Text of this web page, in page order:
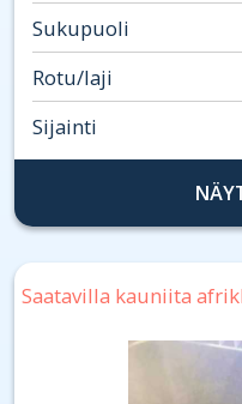
Sukupuoli
Rotu/laji
Sijainti
Saatavilla kauniita